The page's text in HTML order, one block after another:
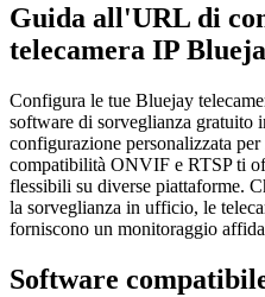
Guida all'URL di
telecamera IP
Configura le tue Bluejay
software di sorveglianza gratuito
configurazione personalizzata
compatibilità ONVIF e RTSP ti
flessibili su diverse piattaforme.
la sorveglianza in ufficio, le
forniscono un monitoraggio
Software